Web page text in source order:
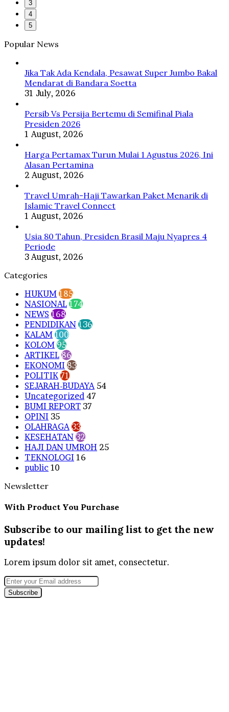
3
4
5
Popular News
Jika Tak Ada Kendala, Pesawat Super Jumbo Bakal
Mendarat di Bandara Soetta
31 July, 2026
Persib Vs Persija Bertemu di Semifinal Piala
Presiden 2026
1 August, 2026
Harga Pertamax Turun Mulai 1 Agustus 2026, Ini
Alasan Pertamina
2 August, 2026
Travel Umrah-Haji Tawarkan Paket Menarik di
Islamic Travel Connect
1 August, 2026
Usia 80 Tahun, Presiden Brasil Maju Nyapres 4
Periode
3 August, 2026
Categories
HUKUM 185
NASIONAL 174
NEWS 168
PENDIDIKAN 136
KALAM 100
KOLOM 95
ARTIKEL 86
EKONOMI 83
POLITIK 71
SEJARAH-BUDAYA 54
Uncategorized 47
BUMI REPORT 37
OPINI 35
OLAHRAGA 33
KESEHATAN 32
HAJI DAN UMROH 25
TEKNOLOGI 16
public 10
Newsletter
With Product You Purchase
Subscribe to our mailing list to get the new
updates!
Lorem ipsum dolor sit amet, consectetur.
Enter
your
Email